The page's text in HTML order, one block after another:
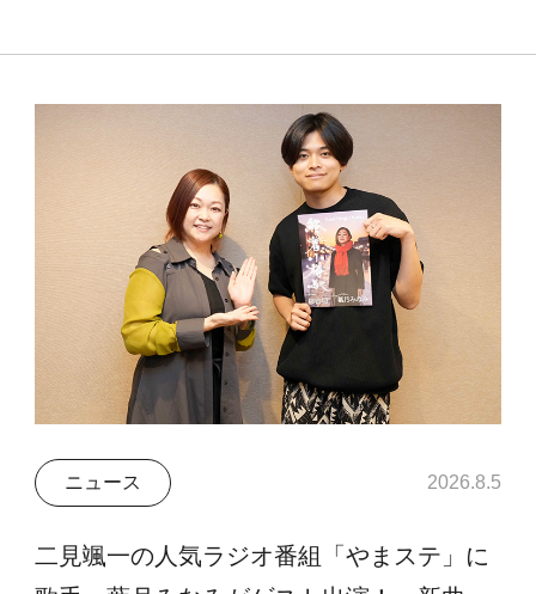
ニュース 2026.8.5
二見颯一の人気ラジオ番組「やまステ」に